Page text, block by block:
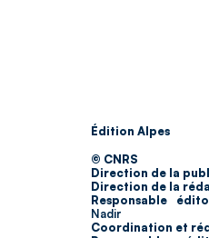
Édition Alpes
© CNRS
Direction de la
Direction de la
Responsable
Nadir
Coordination et